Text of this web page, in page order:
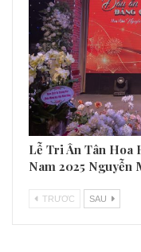
Lễ Tri Ân Tân Hoa
Nam 2025
TRƯƠC SAU